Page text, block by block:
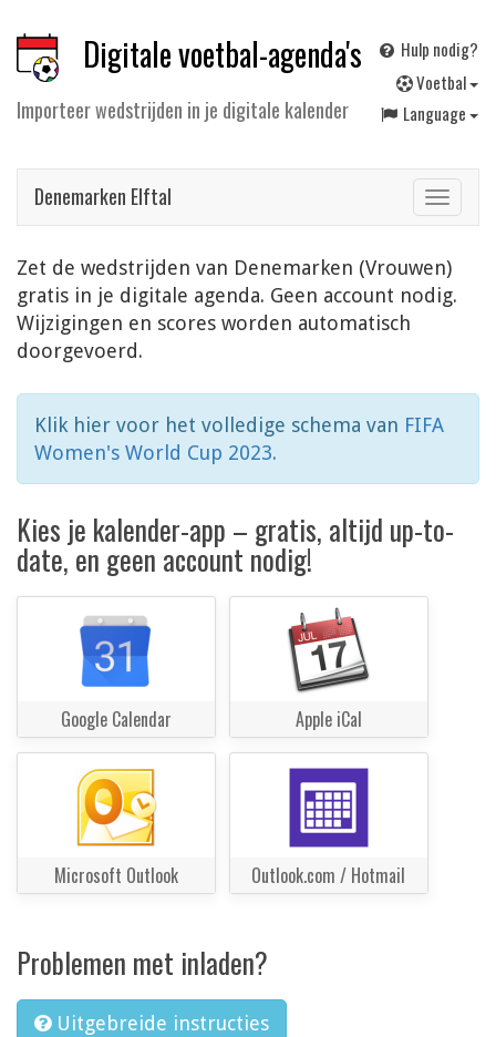
Digitale voetbal-agenda's
Importeer wedstrijden in je digitale kalender
Hulp nodig?
Voetbal
Language
Toggle
Denemarken Elftal
Zet de wedstrijden van Denemarken (Vrouwen)
gratis in je digitale agenda. Geen account nodig.
Wijzigingen en scores worden automatisch
doorgevoerd.
Klik hier voor het volledige schema van FIFA
Women's World Cup 2023.
Kies je kalender-app – gratis, altijd up-to-
date, en geen account nodig!
Google Calendar Apple iCal
Microsoft Outlook Outlook.com / Hotmail
Problemen met inladen?
Uitgebreide instructies